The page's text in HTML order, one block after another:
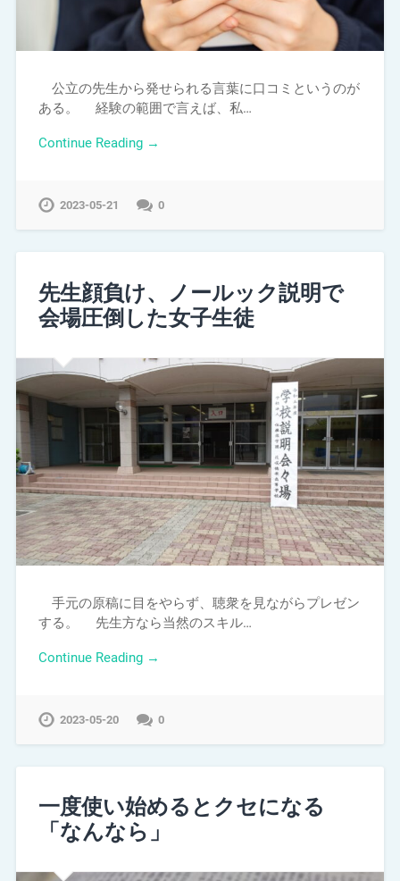
公立の先生から発せられる言葉に口コミというのが
ある。 経験の範囲で言えば、私…
Continue Reading →
2023-05-21 0
先生顔負け、ノールック説明で
会場圧倒した女子生徒
手元の原稿に目をやらず、聴衆を見ながらプレゼン
する。 先生方なら当然のスキル…
Continue Reading →
2023-05-20 0
一度使い始めるとクセになる
「なんなら」